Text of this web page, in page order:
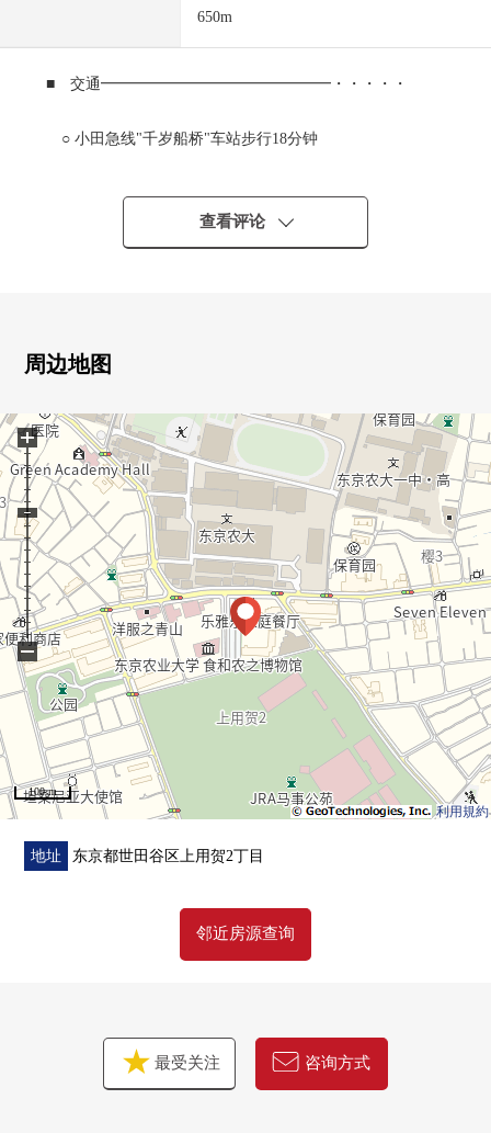
650m
■ 交通━━━━━━━━━━━━━━━・・・・・
○ 小田急线"千岁船桥"车站步行18分钟
■ 推荐焦点━━━━━━━━━━━━━━━・・・・・
○213户总户数的ＢＩＣ地方自治团体
○建筑物抗震性能以及屋顶防水工程实施(到从2025年9月
■ 房屋概要━━━━━━━━━━━━━━━・・・・・
○实际使用面积57.05平米
○带租约的房子房源
○有已检查证书
■ 带租约的房子
━━━━━━━━━━━━━━━・・・・・
○每月费用租金：202,938日元
○年额计划收入：2,435,256日元
○计划回报率：约6.8%
查看评论
周边地图
利用規約
100 m
+
−
地址 东京都世田谷区上用贺2丁目
邻近房源查询
最受关注 咨询方式